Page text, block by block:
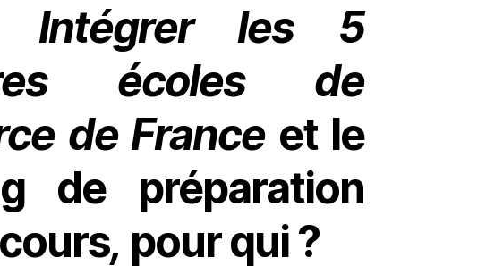
Intégrer les 5
écoles de
de France et le
de préparation
, pour qui ?